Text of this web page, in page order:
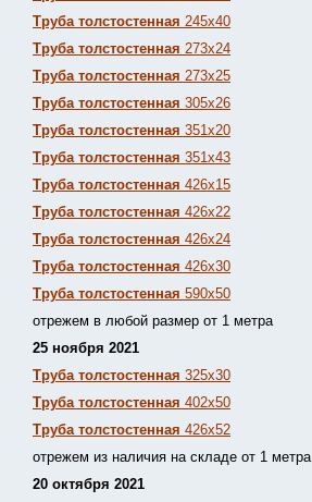
Труба толстостенная 245х40
Труба толстостенная 273х24
Труба толстостенная 273х25
Труба толстостенная 305х26
Труба толстостенная 351х20
Труба толстостенная 351х43
Труба толстостенная 426х15
Труба толстостенная 426х22
Труба толстостенная 426х24
Труба толстостенная 426х30
Труба толстостенная 590х50
отрежем в любой размер от 1 метра
25 ноября 2021
Труба толстостенная 325х30
Труба толстостенная 402х50
Труба толстостенная 426х52
отрежем из наличия на складе от 1 метра
20 октября 2021